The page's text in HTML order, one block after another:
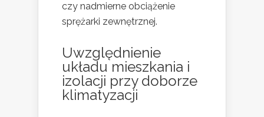
czy nadmierne obciążenie
sprężarki zewnętrznej.
Uwzględnienie
układu mieszkania i
izolacji przy doborze
klimatyzacji